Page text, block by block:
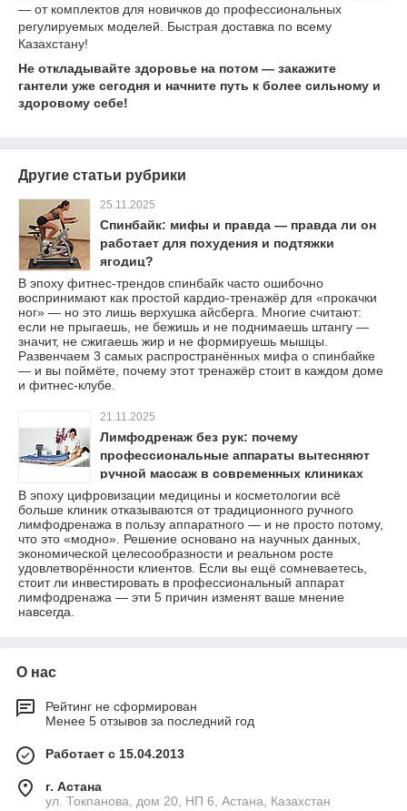
— от комплектов для новичков до профессиональных
регулируемых моделей. Быстрая доставка по всему
Казахстану!
Не откладывайте здоровье на потом — закажите
гантели уже сегодня и начните путь к более сильному и
здоровому себе!
Другие статьи рубрики
25.11.2025
Спинбайк: мифы и правда — правда ли он
работает для похудения и подтяжки
ягодиц?
В эпоху фитнес-трендов спинбайк часто ошибочно
воспринимают как простой кардио-тренажёр для «прокачки
ног» — но это лишь верхушка айсберга. Многие считают:
если не прыгаешь, не бежишь и не поднимаешь штангу —
значит, не сжигаешь жир и не формируешь мышцы.
Развенчаем 3 самых распространённых мифа о спинбайке
— и вы поймёте, почему этот тренажёр стоит в каждом доме
и фитнес-клубе.
21.11.2025
Лимфодренаж без рук: почему
профессиональные аппараты вытесняют
ручной массаж в современных клиниках
В эпоху цифровизации медицины и косметологии всё
больше клиник отказываются от традиционного ручного
лимфодренажа в пользу аппаратного — и не просто потому,
что это «модно». Решение основано на научных данных,
экономической целесообразности и реальном росте
удовлетворённости клиентов. Если вы ещё сомневаетесь,
стоит ли инвестировать в профессиональный аппарат
лимфодренажа — эти 5 причин изменят ваше мнение
навсегда.
О нас
Рейтинг не сформирован
Менее 5 отзывов за последний год
Работает с 15.04.2013
г. Астана
ул. Токпанова, дом 20, НП 6, Астана, Казахстан